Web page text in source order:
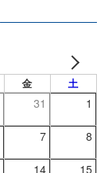
金 土
31 1
7 8
14 15